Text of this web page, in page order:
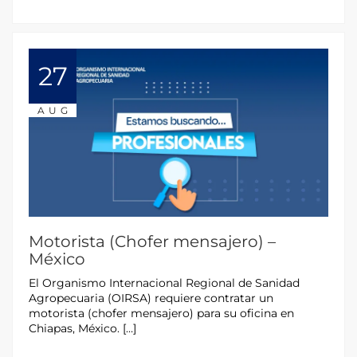
27
AUG
Motorista (Chofer mensajero) –
México
El Organismo Internacional Regional de Sanidad
Agropecuaria (OIRSA) requiere contratar un
motorista (chofer mensajero) para su oficina en
Chiapas, México. […]